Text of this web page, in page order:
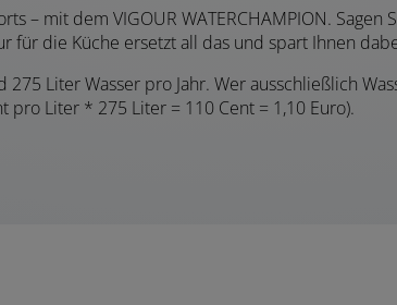
– mit dem VIGOUR WATERCHAMPION. Sagen
für die Küche ersetzt all das und spart Ihnen
Liter Wasser pro Jahr. Wer ausschließlich
pro Liter * 275 Liter = 110 Cent = 1,10 Euro).